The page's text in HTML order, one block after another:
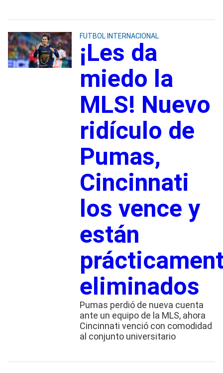
FUTBOL INTERNACIONAL
¡Les da
miedo la
MLS! Nuevo
ridículo de
Pumas,
Cincinnati
los vence y
están
eliminados
Pumas perdió de nueva cuenta
ante un equipo de la MLS, ahora
Cincinnati venció con comodidad
al conjunto universitario